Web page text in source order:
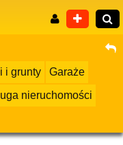
i grunty
Garaże
nieruchomości